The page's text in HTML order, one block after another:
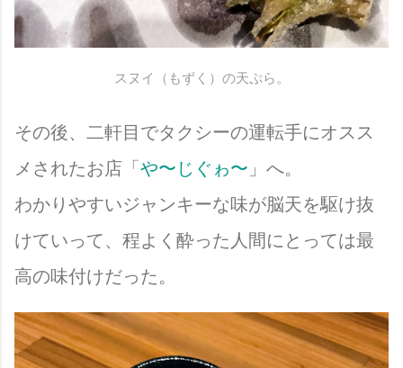
スヌイ（もずく）の天ぷら。
その後、二軒目でタクシーの運転手にオスス
メされたお店「や〜じぐゎ〜 」へ。
わかりやすいジャンキーな味が脳天を駆け抜
けていって、程よく酔った人間にとっては最
高の味付けだった。